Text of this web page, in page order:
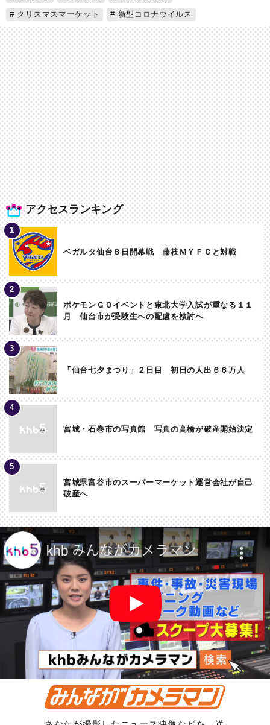
アクセスランキング
ベガルタ仙台８日開幕戦 藤枝ＭＹＦＣと対戦
ポケモンＧＯイベントと東北大学入試が重なる１１
月 仙台市が受験生への配慮を検討へ
「仙台七夕まつり」２日目 初日の人出６６万人
宮城・石巻市の写真館 写真の高橋が破産開始決定
宮城県富谷市のスーパーマーケット運営会社が自己
破産へ
クリスマスマーケット
新型コロナウイルス